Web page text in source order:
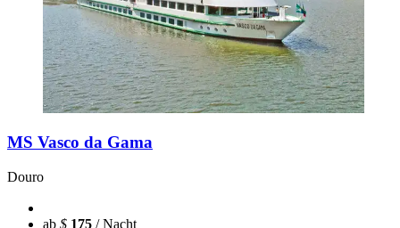
MS Vasco da Gama
Douro
ab $ 175 / Nacht